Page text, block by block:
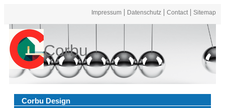
Impressum Datenschutz Contact Sitemap
Corbu
Corbu Design